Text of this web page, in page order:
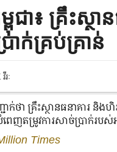
ពុជា៖ គ្រឹះស្ថ
ាក់គ្រប់គ្រាន់
រៈ
ាក់ថា គ្រឹះស្ថានធនាគារ និ
ពេញតម្រូវការសាច់ប្រាក់រប
Times